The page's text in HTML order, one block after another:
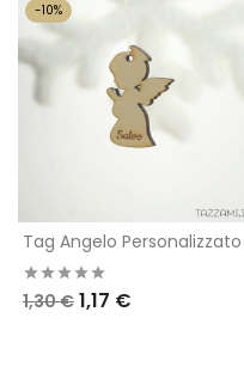
Tag Angelo Personalizzato
1,30 € 1,17 €
-10%